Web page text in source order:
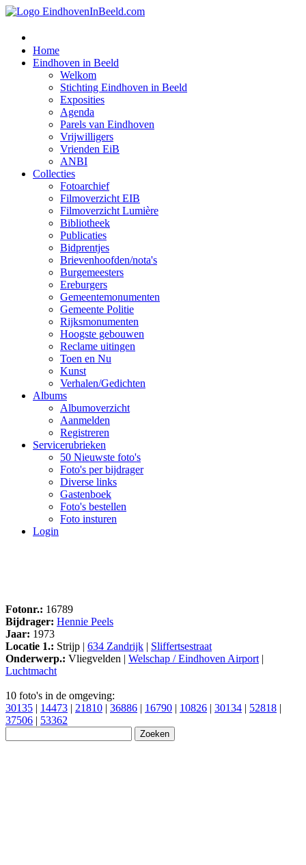
Home
Eindhoven in Beeld
Welkom
Stichting Eindhoven in Beeld
Exposities
Agenda
Parels van Eindhoven
Vrijwilligers
Vrienden EiB
ANBI
Collecties
Fotoarchief
Filmoverzicht EIB
Filmoverzicht Lumière
Bibliotheek
Publicaties
Bidprentjes
Brievenhoofden/nota's
Burgemeesters
Ereburgers
Gemeentemonumenten
Gemeente Politie
Rijksmonumenten
Hoogste gebouwen
Reclame uitingen
Toen en Nu
Kunst
Verhalen/Gedichten
Albums
Albumoverzicht
Aanmelden
Registreren
Servicerubrieken
50 Nieuwste foto's
Foto's per bijdrager
Diverse links
Gastenboek
Foto's bestellen
Foto insturen
Login
Fotonr.: 16789
Bijdrager: Hennie Peels
Jaar: 1973
Locatie 1.: Strijp | 634 Zandrijk | Sliffertsestraat
Onderwerp.: Vliegvelden | Welschap / Eindhoven Airport |
Luchtmacht
10 foto's in de omgeving:
30135 | 14473 | 21810 | 36886 | 16790 | 10826 | 30134 | 52818 |
37506 | 53362